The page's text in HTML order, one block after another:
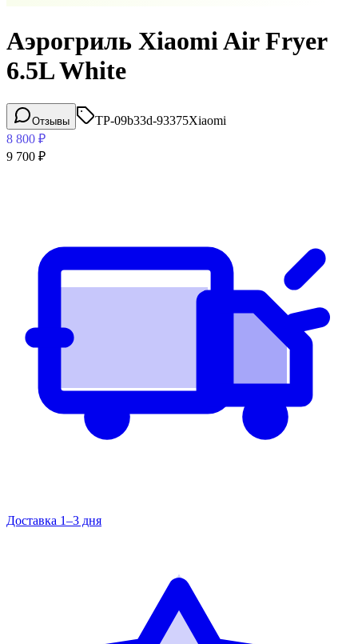
Аэрогриль Xiaomi Air Fryer
6.5L White
Отзывы TP-09b33d-93375Xiaomi
8 800 ₽
9 700 ₽
Доставка 1–3 дня